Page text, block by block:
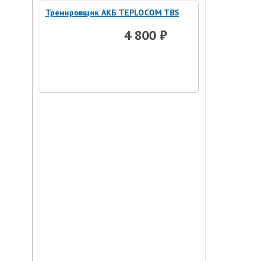
Тренировщик АКБ TEPLOCOM TBS
4 800 ₽